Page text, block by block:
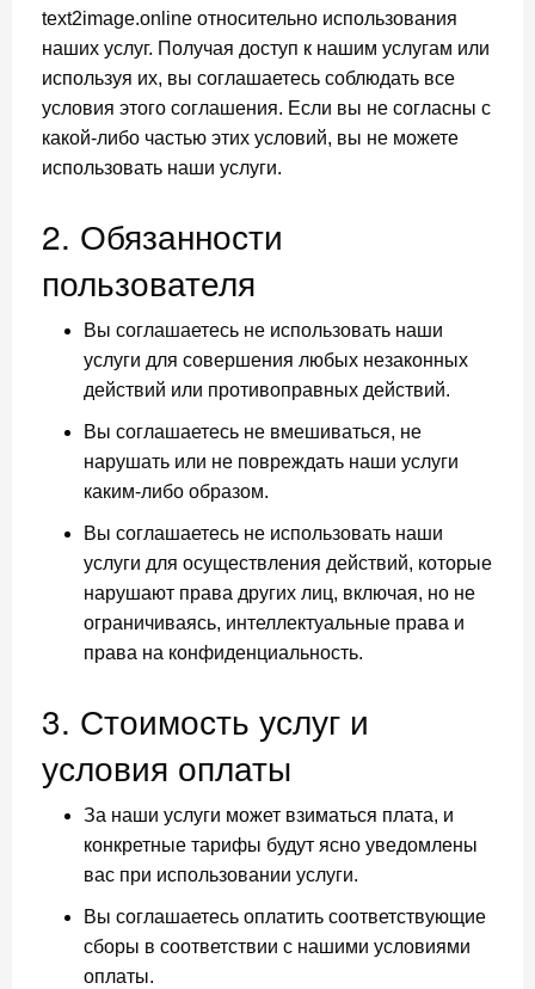
text2image.online относительно использования
наших услуг. Получая доступ к нашим услугам или
используя их, вы соглашаетесь соблюдать все
условия этого соглашения. Если вы не согласны с
какой-либо частью этих условий, вы не можете
использовать наши услуги.
2. Обязанности
пользователя
Вы соглашаетесь не использовать наши
услуги для совершения любых незаконных
действий или противоправных действий.
Вы соглашаетесь не вмешиваться, не
нарушать или не повреждать наши услуги
каким-либо образом.
Вы соглашаетесь не использовать наши
услуги для осуществления действий, которые
нарушают права других лиц, включая, но не
ограничиваясь, интеллектуальные права и
права на конфиденциальность.
3. Стоимость услуг и
условия оплаты
За наши услуги может взиматься плата, и
конкретные тарифы будут ясно уведомлены
вас при использовании услуги.
Вы соглашаетесь оплатить соответствующие
сборы в соответствии с нашими условиями
оплаты.